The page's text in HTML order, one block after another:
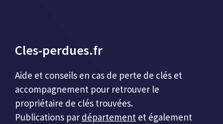
Cles-perdues.fr
Aide et conseils en cas de perte de clés et
accompagnement pour retrouver le
propriétaire de clés trouvées.
Publications par département et également